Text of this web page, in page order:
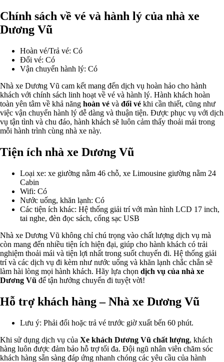
Chính sách về vé và hành lý của nhà xe
Dương Vũ
Hoàn vé/Trả vé: Có
Đổi vé: Có
Vận chuyển hành lý: Có
Nhà xe Dương Vũ cam kết mang đến dịch vụ hoàn hảo cho hành
khách với chính sách linh hoạt về vé và hành lý. Hành khách hoàn
toàn yên tâm về khả năng hoàn vé và đổi vé khi cần thiết, cũng như
việc vận chuyển hành lý dễ dàng và thuận tiện. Được phục vụ với dịch
vụ tận tình và chu đáo, hành khách sẽ luôn cảm thấy thoải mái trong
mỗi hành trình cùng nhà xe này.
Tiện ích nhà xe Dương Vũ
Loại xe: xe giường nằm 46 chỗ, xe Limousine giường nằm 24
Cabin
Wifi: Có
Nước uống, khăn lạnh: Có
Các tiện ích khác: Hệ thống giải trí với màn hình LCD 17 inch,
tai nghe, đèn đọc sách, cổng sạc USB
Nhà xe Dương Vũ không chỉ chú trọng vào chất lượng dịch vụ mà
còn mang đến nhiều tiện ích hiện đại, giúp cho hành khách có trải
nghiệm thoải mái và tiện lợi nhất trong suốt chuyến đi. Hệ thống giải
trí và các dịch vụ đi kèm như nước uống và khăn lạnh chắc chắn sẽ
làm hài lòng mọi hành khách. Hãy lựa chọn dịch vụ của nhà xe
Dương Vũ để tận hưởng chuyến đi tuyệt vời!
Hỗ trợ khách hàng – Nhà xe Dương Vũ
Lưu ý: Phải đổi hoặc trả vé trước giờ xuất bến 60 phút.
Khi sử dụng dịch vụ của Xe khách Dương Vũ chất lượng, khách
hàng luôn được đảm bảo hỗ trợ tối đa. Đội ngũ nhân viên chăm sóc
khách hàng sẵn sàng đáp ứng nhanh chóng các yêu cầu của hành